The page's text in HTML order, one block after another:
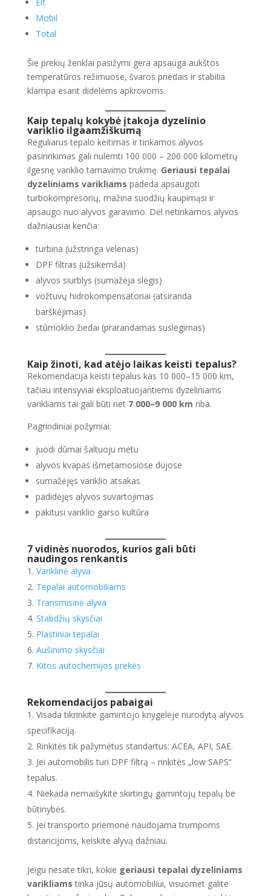
Elf
Mobil
Total
Šie prekių ženklai pasižymi gera apsauga aukštos
temperatūros režimuose, švaros priedais ir stabilia
klampa esant didelėms apkrovoms.
Kaip tepalų kokybė įtakoja dyzelinio
variklio ilgaamžiškumą
Reguliarus tepalo keitimas ir tinkamos alyvos
pasirinkimas gali nulemti 100 000 – 200 000 kilometrų
ilgesnę variklio tarnavimo trukmę. Geriausi tepalai
dyzeliniams varikliams padeda apsaugoti
turbokompresorių, mažina suodžių kaupimąsi ir
apsaugo nuo alyvos garavimo. Dėl netinkamos alyvos
dažniausiai kenčia:
turbina (užstringa velenas)
DPF filtras (užsikemša)
alyvos siurblys (sumažėja slėgis)
vožtuvų hidrokompensatoriai (atsiranda
barškėjimas)
stūmoklio žiedai (prarandamas suslėgimas)
Kaip žinoti, kad atėjo laikas keisti tepalus?
Rekomendacija keisti tepalus kas 10 000–15 000 km,
tačiau intensyviai eksploatuojantiems dyzeliniams
varikliams tai gali būti net 7 000–9 000 km riba.
Pagrindiniai požymiai:
juodi dūmai šaltuoju metu
alyvos kvapas išmetamosiose dujose
sumažėjęs variklio atsakas
padidėjęs alyvos suvartojimas
pakitusi variklio garso kultūra
7 vidinės nuorodos, kurios gali būti
naudingos renkantis
Variklinė alyva
Tepalai automobiliams
Transmisinė alyva
Stabdžių skysčiai
Plastiniai tepalai
Aušinimo skysčiai
Kitos autochemijos prekės
Rekomendacijos pabaigai
Visada tikrinkite gamintojo knygelėje nurodytą alyvos
specifikaciją.
Rinkitės tik pažymėtus standartus: ACEA, API, SAE.
Jei automobilis turi DPF filtrą – rinkitės „low SAPS“
tepalus.
Niekada nemaišykite skirtingų gamintojų tepalų be
būtinybės.
Jei transporto priemonė naudojama trumpoms
distancijoms, keiskite alyvą dažniau.
Jeigu nesate tikri, kokie geriausi tepalai dyzeliniams
varikliams tinka jūsų automobiliui, visuomet galite